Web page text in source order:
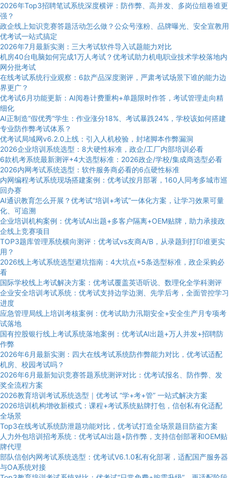
2026年Top3招聘笔试系统深度横评：防作弊、高并发、多岗位组卷谁更
强？
政企线上知识竞赛答题活动怎么做？公众号涨粉、品牌曝光、安全宣教用
优考试一站式搞定
2026年7月最新实测：三大考试软件导入试题能力对比
机房40台电脑如何完成1万人考试？优考试助力机电职业技术学校落地内
网分批考试
在线考试系统行业观察：6款产品深度测评，严肃考试场景下谁的能力边
界更广？
优考试6月功能更新：AI阅卷计费重构+单题限时作答，考试管理走向精
细化
AI正制造“假优秀”学生：作业涨分18%、考试暴跌24%，学校该如何搭建
专业防作弊考试体系？
优考试局域网v6.2.0上线：引入人机校验，封堵脚本作弊漏洞
2026企业培训系统选型：8大硬性标准，政企/工厂内部培训必看
6款机考系统最新测评+4大选型标准：2026政企/学校/集成商选型必看
2026内网考试系统选型：软件服务商必看的6点硬性标准
内网编程考试系统现场搭建案例：优考试按月部署，160人同考多城市巡
回办赛
AI通识教育怎么开展？优考试“培训+考试”一体化方案，让学习效果可量
化、可追溯
企业培训机构案例：优考试AI出题+多客户隔离+OEM贴牌，助力承接政
企线上竞赛项目
TOP3题库管理系统横向测评：优考试vs友商A/B，从录题到打印谁更实
用？
2026线上考试系统选型避坑指南：4大坑点+5条选型标准，政企采购必
看
国际学校线上考试解决方案：优考试覆盖英语听说、数理化全学科测评
企业安全培训考试系统：优考试支持边学边测、先学后考，全面管控学习
进度
应急管理局线上培训考核案例：优考试助力汛期安全+安全生产月专项考
试落地
国有控股银行线上考试系统落地案例：优考试AI出题+万人并发+招聘防
作弊
2026年6月最新实测：四大在线考试系统防作弊能力对比，优考试适配
机房、校园考试吗？
2026年6月最新知识竞赛答题系统测评对比：优考试报名、防作弊、发
奖全流程方案
2026教育培训考试系统选型｜优考试 “学+考+管” 一站式解决方案
2026培训机构增收新模式：课程+考试系统贴牌打包，信创私有化适配
全场景
Top3在线考试系统防泄题功能对比，优考试打造全场景题目防盗方案
人力外包培训招考系统：优考试AI出题+防作弊，支持信创部署和OEM贴
牌代理
部队信创内网考试系统选型：优考试V6.1.0私有化部署，适配国产服务器
与OA系统对接